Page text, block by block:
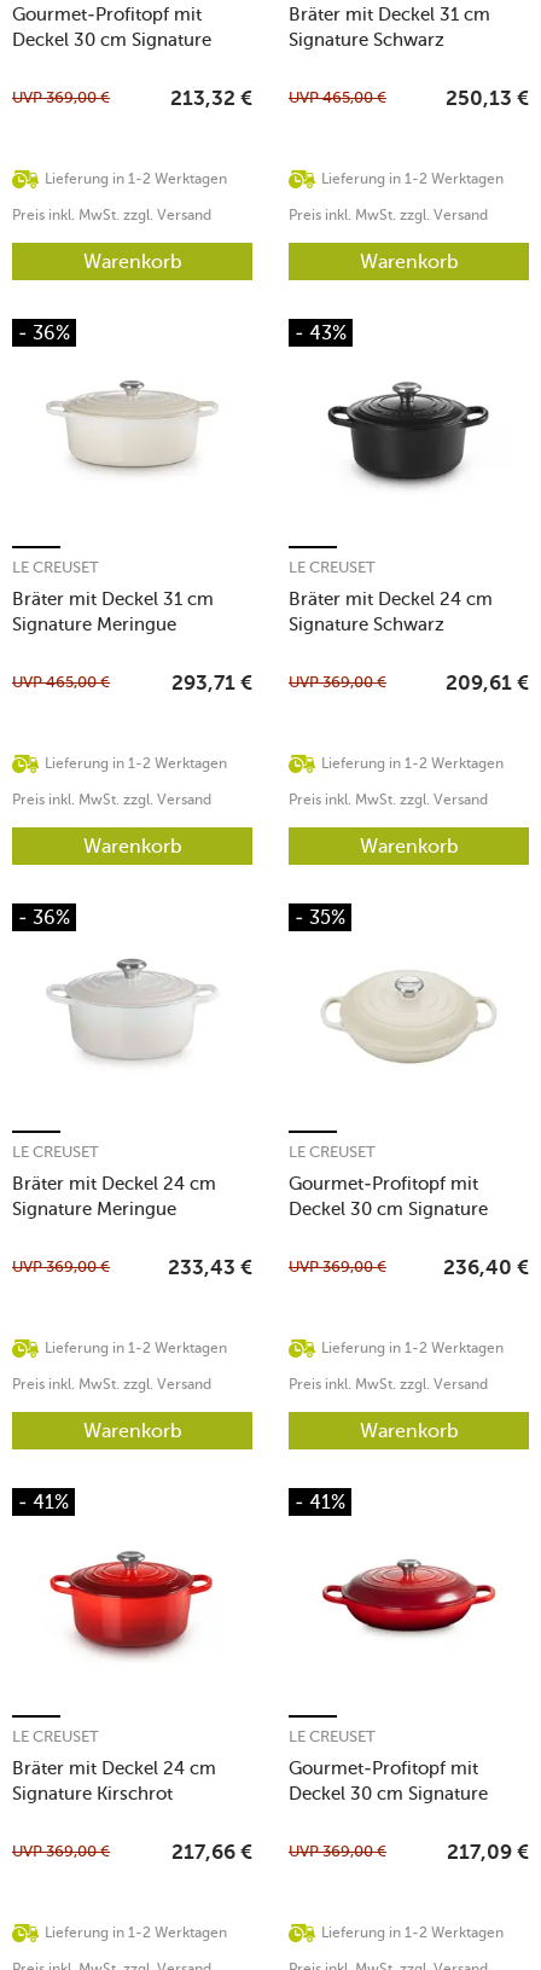
Gourmet-Profitopf mit
Deckel 30 cm Signature
Lieferung in 1-2 Werktagen
UVP369,00 € 213,32 €
Preis inkl. MwSt. zzgl. Versand
Warenkorb
Bräter mit Deckel 31 cm
Signature Schwarz
Lieferung in 1-2 Werktagen
UVP465,00 € 250,13 €
Preis inkl. MwSt. zzgl. Versand
Warenkorb
- 36%
Bräter mit Deckel 31 cm
Signature Meringue
LE CREUSET
Lieferung in 1-2 Werktagen
UVP465,00 € 293,71 €
Preis inkl. MwSt. zzgl. Versand
Warenkorb
- 43%
Bräter mit Deckel 24 cm
Signature Schwarz
LE CREUSET
Lieferung in 1-2 Werktagen
UVP369,00 € 209,61 €
Preis inkl. MwSt. zzgl. Versand
Warenkorb
- 36%
Bräter mit Deckel 24 cm
Signature Meringue
LE CREUSET
Lieferung in 1-2 Werktagen
UVP369,00 € 233,43 €
Preis inkl. MwSt. zzgl. Versand
Warenkorb
- 35%
Gourmet-Profitopf mit
Deckel 30 cm Signature
LE CREUSET
Lieferung in 1-2 Werktagen
UVP369,00 € 236,40 €
Preis inkl. MwSt. zzgl. Versand
Warenkorb
- 41%
Bräter mit Deckel 24 cm
Signature Kirschrot
LE CREUSET
Lieferung in 1-2 Werktagen
UVP369,00 € 217,66 €
- 41%
Gourmet-Profitopf mit
Deckel 30 cm Signature
LE CREUSET
Lieferung in 1-2 Werktagen
UVP369,00 € 217,09 €